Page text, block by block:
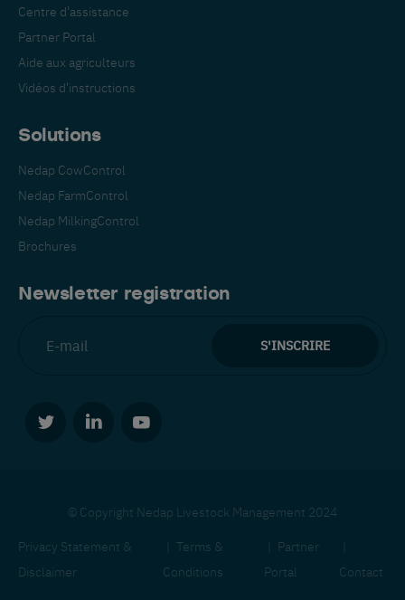
Centre d'assistance
Partner Portal
Aide aux agriculteurs
Vidéos d'instructions
Solutions
Nedap CowControl
Nedap FarmControl
Nedap MilkingControl
Brochures
Newsletter registration
© Copyright Nedap Livestock Management 2024
Privacy Statement &
Disclaimer
Terms &
Conditions
Partner
Portal
Contact